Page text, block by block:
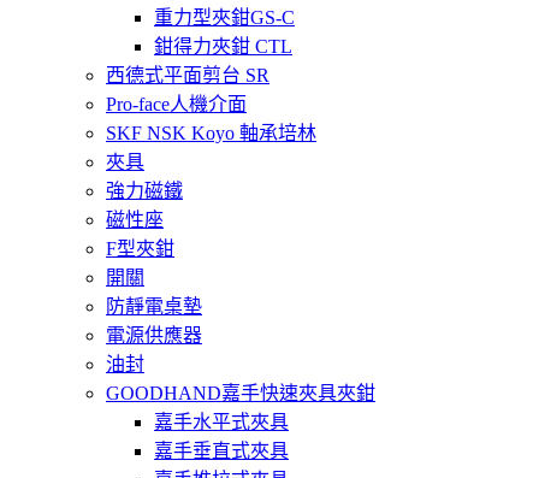
重力型夾鉗GS-C
鉗得力夾鉗 CTL
西德式平面剪台 SR
Pro-face人機介面
SKF NSK Koyo 軸承培林
夾具
強力磁鐵
磁性座
F型夾鉗
開關
防靜電桌墊
電源供應器
油封
GOODHAND嘉手快速夾具夾鉗
嘉手水平式夾具
嘉手垂直式夾具